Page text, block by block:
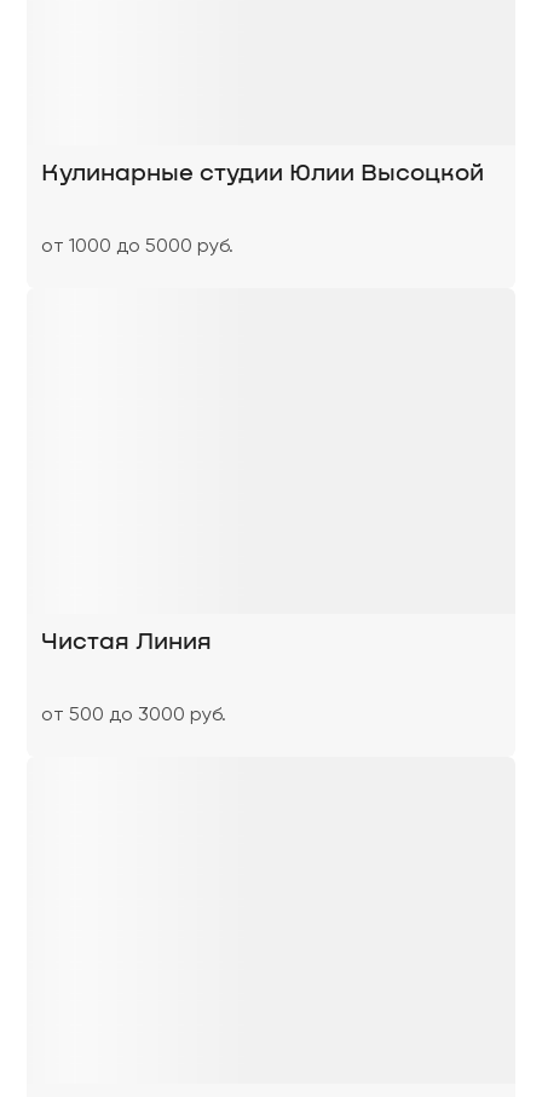
Кулинарные студии Юлии Высоцкой
от 1000 до 5000 руб.
Чистая Линия
от 500 до 3000 руб.